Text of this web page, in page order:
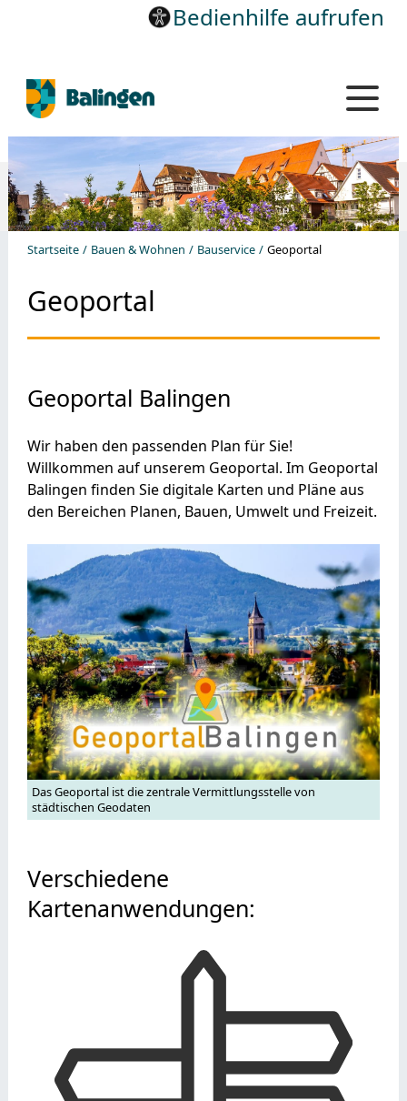
Bedienhilfe aufrufen
Startseite Bauen & Wohnen Bauservice Geoportal
Geoportal
Geoportal Balingen
Wir haben den passenden Plan für Sie!
Willkommen auf unserem Geoportal. Im Geoportal
Balingen finden Sie digitale Karten und Pläne aus
den Bereichen Planen, Bauen, Umwelt und Freizeit.
Das Geoportal ist die zentrale Vermittlungsstelle von
städtischen Geodaten
Verschiedene
Kartenanwendungen: